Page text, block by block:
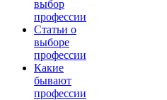
выбор
профессии
Статьи о
выборе
профессии
Какие
бывают
профессии